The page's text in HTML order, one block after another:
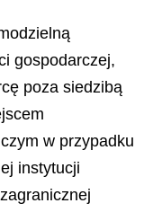
gospodarczej,
poza siedzibą
w przypadku
instytucji